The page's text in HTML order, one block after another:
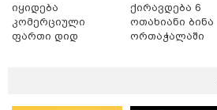
21:17 / 08-08-
იყიდება
კომერციული
ფართი დიდ
ქირავდება 6
ოთახიანი ბინა
ორთაჭალაში